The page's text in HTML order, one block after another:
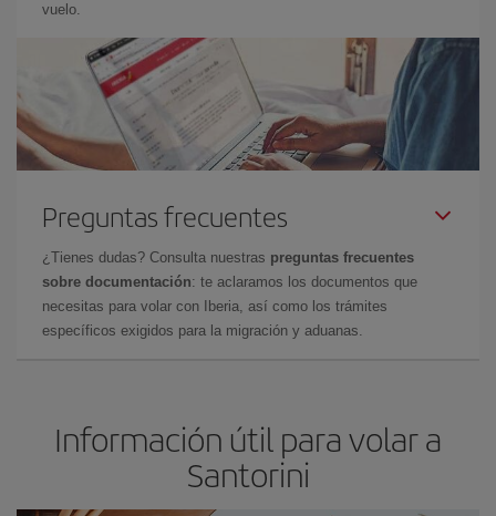
vuelo.
Preguntas frecuentes
¿Tienes dudas? Consulta nuestras preguntas frecuentes
sobre documentación: te aclaramos los documentos que
necesitas para volar con Iberia, así como los trámites
específicos exigidos para la migración y aduanas.
Información útil para volar a
Santorini